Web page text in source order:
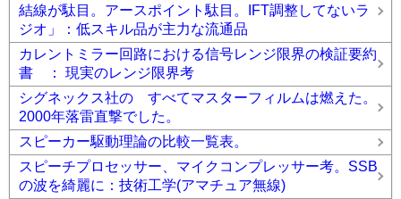
結線が駄目。アースポイント駄目。IFT調整してないラ
ジオ」：低スキル品が主力な流通品
カレントミラー回路における信号レンジ限界の検証要約
書 ： 現実のレンジ限界考
シグネックス社の すべてマスターフィルムは燃えた。
2000年落雷直撃でした。
スピーカー駆動理論の比較一覧表。
スピーチプロセッサー、マイクコンプレッサー考。SSB
の波を綺麗に：技術工学(アマチュア無線)